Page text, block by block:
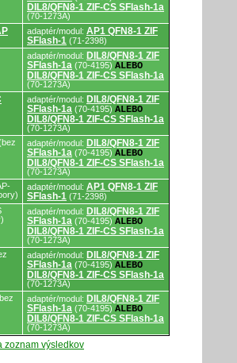
DIL8/QFN8-1 ZIF-CS SFlash-1a
(70-1273A)
adaptér/modul: AP1 QFN8-1 ZIF
SFlash-1 (71-2398)
adaptér/modul: DIL8/QFN8-1 ZIF
SFlash-1a (70-4195) ALEBO
DIL8/QFN8-1 ZIF-CS SFlash-1a
(70-1273A)
adaptér/modul: DIL8/QFN8-1 ZIF
SFlash-1a (70-4195) ALEBO
DIL8/QFN8-1 ZIF-CS SFlash-1a
(70-1273A)
adaptér/modul: DIL8/QFN8-1 ZIF
SFlash-1a (70-4195) ALEBO
DIL8/QFN8-1 ZIF-CS SFlash-1a
(70-1273A)
adaptér/modul: AP1 QFN8-1 ZIF
SFlash-1 (71-2398)
adaptér/modul: DIL8/QFN8-1 ZIF
SFlash-1a (70-4195) ALEBO
DIL8/QFN8-1 ZIF-CS SFlash-1a
(70-1273A)
adaptér/modul: DIL8/QFN8-1 ZIF
SFlash-1a (70-4195) ALEBO
DIL8/QFN8-1 ZIF-CS SFlash-1a
(70-1273A)
adaptér/modul: DIL8/QFN8-1 ZIF
SFlash-1a (70-4195) ALEBO
DIL8/QFN8-1 ZIF-CS SFlash-1a
(70-1273A)
zoznam výsledkov